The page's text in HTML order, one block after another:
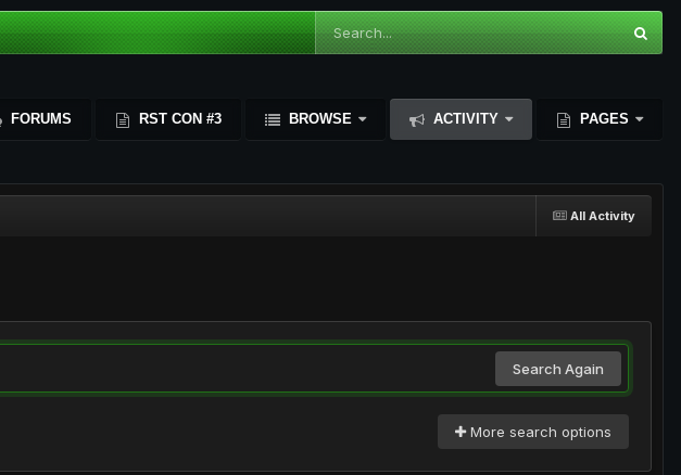
FORUMS RST CON #3 BROWSE ACTIVITY PAGES
All Activity
Search Again
More search options